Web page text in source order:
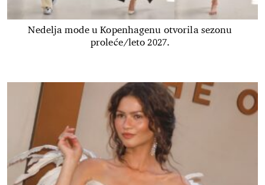
Nedelja mode u Kopenhagenu otvorila sezonu
proleće/leto 2027.